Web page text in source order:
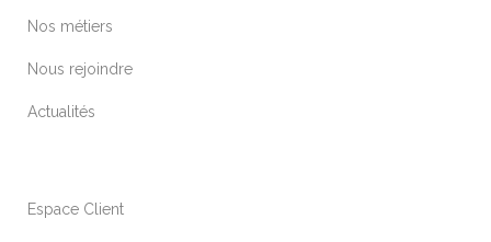
Nos métiers
Nous rejoindre
Actualités
Espace Client